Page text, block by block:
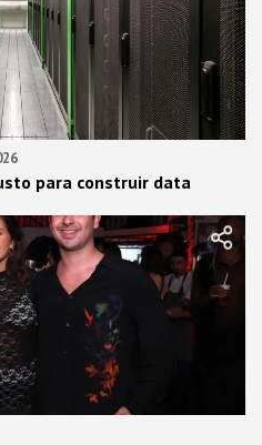
para construir data